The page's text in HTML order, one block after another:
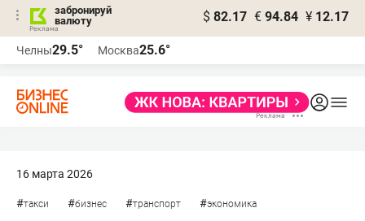
забронируй
валюту
$ 82.17 € 94.84 ¥ 12.17
Челны29.5° Москва25.6°
16 марта 2026
#такси #бизнес #транспорт #экономика